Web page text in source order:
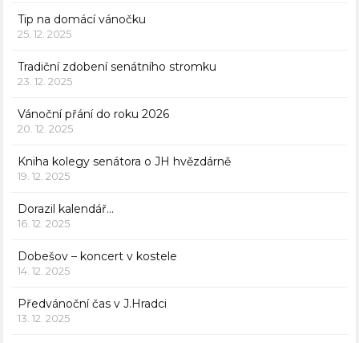
Tip na domácí vánočku
25. 12. 2025
Tradiční zdobení senátního stromku
23. 12. 2025
Vánoční přání do roku 2026
20. 12. 2025
Kniha kolegy senátora o JH hvězdárně
19. 12. 2025
Dorazil kalendář…
16. 12. 2025
Dobešov – koncert v kostele
14. 12. 2025
Předvánoční čas v J.Hradci
13. 12. 2025